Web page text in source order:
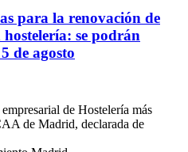
para la renovación de
hostelería: se podrán
de agosto
de Hostelería más
de Madrid, declarada de